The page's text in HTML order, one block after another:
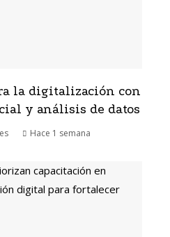
la digitalización con
y análisis de datos
Hace 1 semana